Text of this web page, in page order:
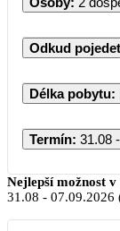
Odkud
Délka pobytu:
Termín: 31.08
Nejlepší možnost
31.08 - 07.09.2026